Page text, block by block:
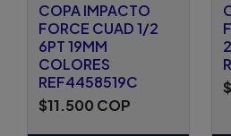
COPA IMPACTO
FORCE CUAD 1/2
6PT 19MM
COLORES
REF4458519C
$11.500 COP